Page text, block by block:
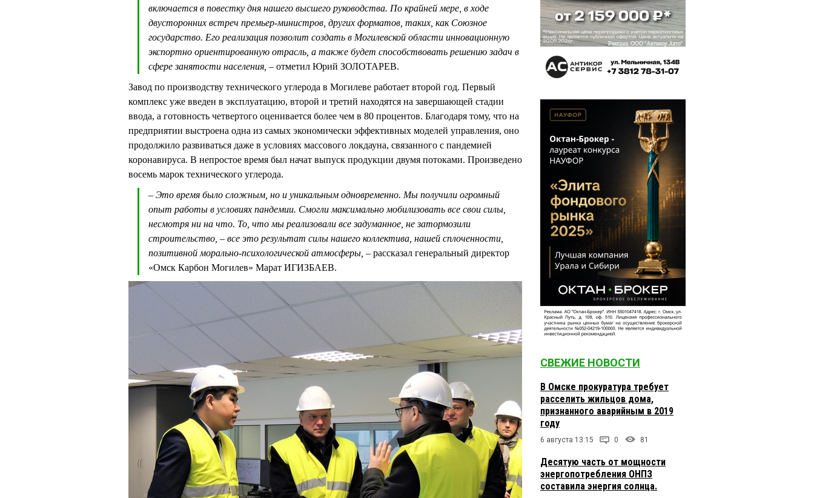
включается в повестку дня нашего высшего руководства. По крайней мере, в ходе
двусторонних встреч премьер-министров, других форматов, таких, как Союзное
государство. Его реализация позволит создать в Могилевской области инновационную
экспортно ориентированную отрасль, а также будет способствовать решению задач в
сфере занятости населения, – отметил Юрий ЗОЛОТАРЕВ.
Завод по производству технического углерода в Могилеве работает второй год. Первый
комплекс уже введен в эксплуатацию, второй и третий находятся на завершающей стадии
ввода, а готовность четвертого оценивается более чем в 80 процентов. Благодаря тому, что на
предприятии выстроена одна из самых экономически эффективных моделей управления, оно
продолжило развиваться даже в условиях массового локдауна, связанного с пандемией
коронавируса. В непростое время был начат выпуск продукции двумя потоками. Произведено
восемь марок технического углерода.
– Это время было сложным, но и уникальным одновременно. Мы получили огромный
опыт работы в условиях пандемии. Смогли максимально мобилизовать все свои силы,
несмотря ни на что. То, что мы реализовали все задуманное, не затормозили
строительство, – все это результат силы нашего коллектива, нашей сплоченности,
позитивной морально-психологической атмосферы, – рассказал генеральный директор
«Омск Карбон Могилев» Марат ИГИЗБАЕВ.
СВЕЖИЕ НОВОСТИ
В Омске прокуратура требует
расселить жильцов дома,
признанного аварийным в 2019
году
6 августа 13:15 0 81
Десятую часть от мощности
энергопотребления ОНПЗ
составила энергия солнца.